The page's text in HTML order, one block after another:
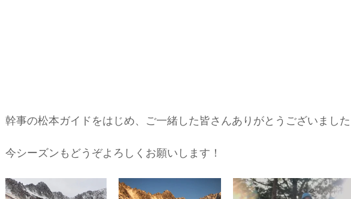
幹事の松本ガイドをはじめ、ご一緒した皆さんありがとうございました
今シーズンもどうぞよろしくお願いします！